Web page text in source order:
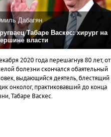
Дабагян
Табаре Васкес: хирург на
власти
2020 года перешагнув 80 лет, от
болезни скончался обаятельный
выдающийся деятель, блестящий
онколог, практиковавший до конца
Табаре Васкес.